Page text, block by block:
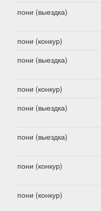
пони (выездка)
пони (конкур)
пони (выездка)
пони (конкур)
пони (выездка)
пони (выездка)
пони (конкур)
пони (конкур)